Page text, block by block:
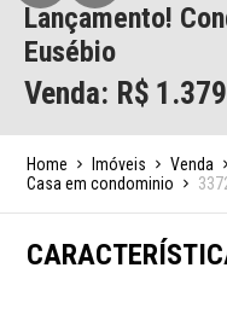
Lançamento!
Eusébio
Venda: R$
Home Imóveis Venda
Casa em condominio